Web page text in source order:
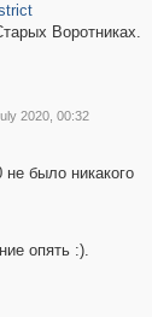
Воротниках.
2020, 00:32
было никакого
опять :).